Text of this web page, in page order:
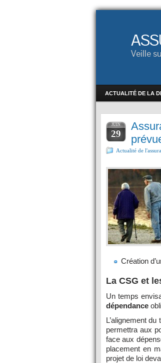
Veille
ACTUALITÉ DE LA
JUIN
29
Actualité de
Création
La CSG et
Un temps
dépendance
L’alignement
permettra aux
face aux
placement en
projet de loi